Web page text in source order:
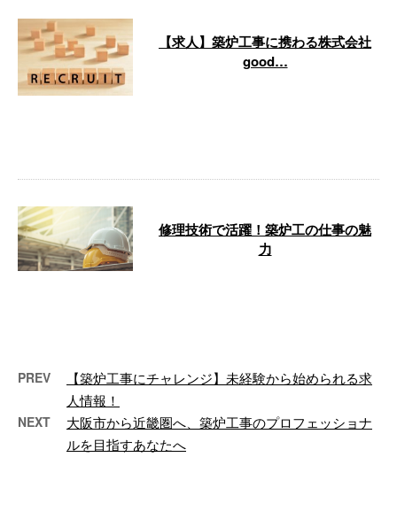
【求人】築炉工事に携わる株式会社
good…
修理技術で活躍！築炉工の仕事の魅
力
PREV
【築炉工事にチャレンジ】未経験から始められる求
人情報！
NEXT
大阪市から近畿圏へ、築炉工事のプロフェッショナ
ルを目指すあなたへ